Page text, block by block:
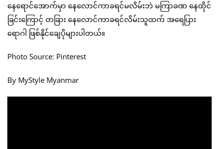
နေရောင်အောက်မှာ နေလောင်ကာခရင်မလိမ်းဘဲ မကြာခဏ နေထိုင်
ခြင်းကြောင့် တခြား နေလောင်ကာခရင်လိမ်းသူထက် အရေပြား
ရောဂါ ဖြစ်နိုင်ချေပိုများပါတယ်။
Photo Source: Pinterest
By MyStyle Myanmar